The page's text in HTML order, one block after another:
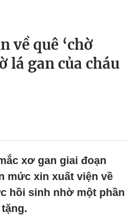
về quê ‘chờ
lá gan của cháu
xơ gan giai đoạn
mức xin xuất viện về
hồi sinh nhờ một phần